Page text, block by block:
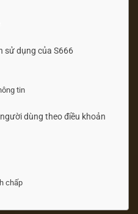
sử dụng của S666
tin
dùng theo điều khoản
chấp